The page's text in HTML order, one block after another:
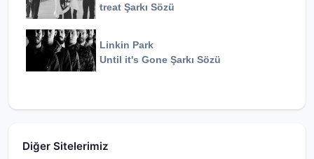
treat Şarkı Sözü
Linkin Park
Until it's Gone Şarkı Sözü
Diğer Sitelerimiz